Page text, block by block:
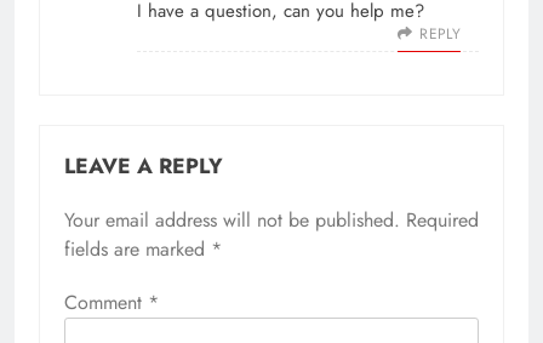
I have a question, can you help me?
REPLY
LEAVE A REPLY
Your email address will not be published. Required
fields are marked *
Comment *